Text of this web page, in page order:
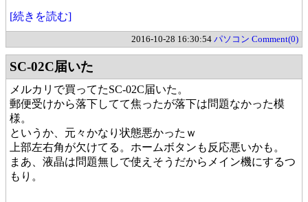
[続きを読む]
2016-10-28 16:30:54 パソコン Comment(0)
SC-02C届いた
メルカリで買ってたSC-02C届いた。
郵便受けから落下してて焦ったが落下は問題なかった模
様。
というか、元々かなり状態悪かったｗ
上部左右角が欠けてる。ホームボタンも反応悪いかも。
まあ、液晶は問題無しで使えそうだからメイン機にするつ
もり。